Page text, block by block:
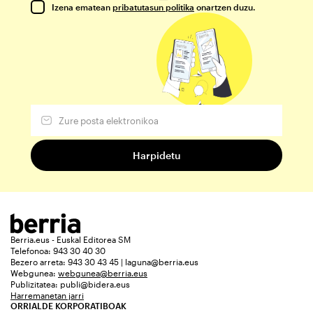
Izena ematean pribatutasun politika onartzen duzu.
Berria.eus - Euskal Editorea SM
Telefonoa: 943 30 40 30
Bezero arreta: 943 30 43 45 | laguna@berria.eus
Webgunea: webgunea@berria.eus
Publizitatea: publi@bidera.eus
Harremanetan jarri
ORRIALDE KORPORATIBOAK